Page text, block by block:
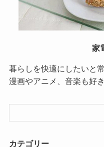
家
暮らしを快適にしたいと
漫画やアニメ、音楽も好き
カテゴリー